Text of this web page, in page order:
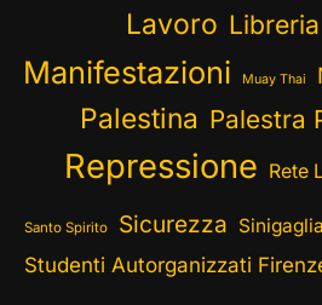
Lavoro Libreria
Manifestazioni Muay Thai
Palestina Palestra
Repressione Rete
Santo Spirito Sicurezza Sinigaglia
Studenti Autorganizzati